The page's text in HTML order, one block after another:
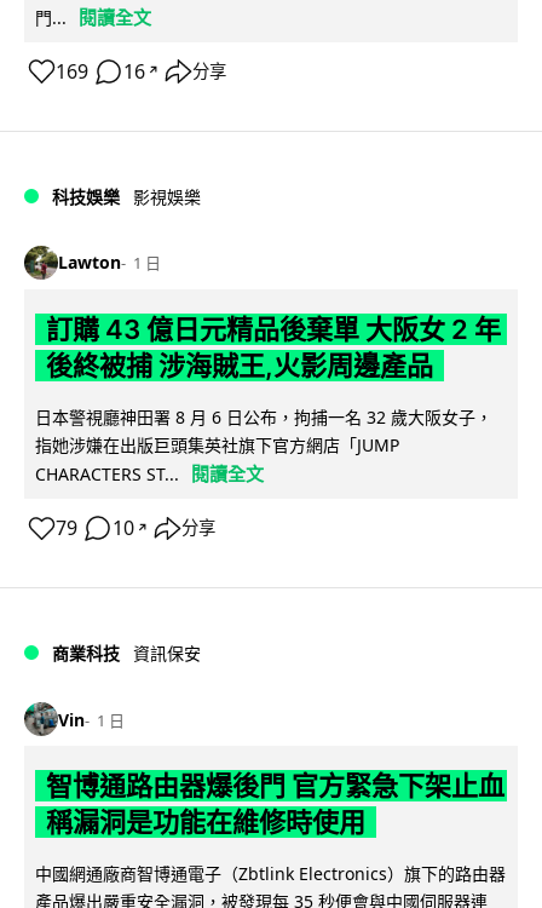
門...
閱讀全文
169 16 ↗ 分享
科技娛樂 影視娛樂
Lawton 1 日
訂購 43 億日元精品後棄單 大阪女 2 年
後終被捕 涉海賊王,火影周邊產品
日本警視廳神田署 8 月 6 日公布，拘捕一名 32 歲大阪女子，
指她涉嫌在出版巨頭集英社旗下官方網店「JUMP
CHARACTERS ST...
閱讀全文
79 10 ↗ 分享
商業科技 資訊保安
Vin 1 日
智博通路由器爆後門 官方緊急下架止血
稱漏洞是功能在維修時使用
中國網通廠商智博通電子（Zbtlink Electronics）旗下的路由器
產品爆出嚴重安全漏洞，被發現每 35 秒便會與中國伺服器連